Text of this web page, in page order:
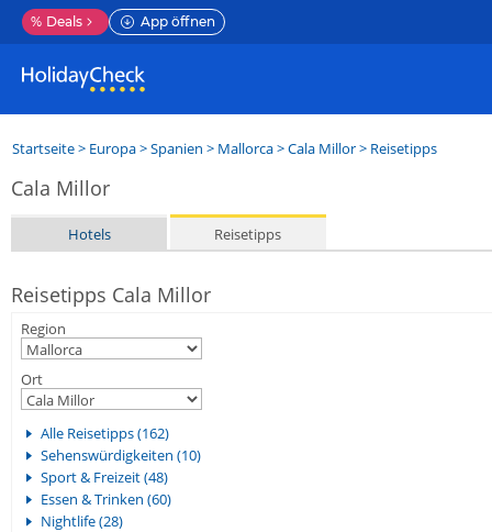
% Deals App öffnen
Startseite> Europa>Spanien > Mallorca>Cala Millor> Reisetipps
Cala Millor
Hotels Reisetipps
Reisetipps Cala Millor
Region
Ort
Alle Reisetipps (162)
Sehenswürdigkeiten (10)
Sport & Freizeit (48)
Essen & Trinken (60)
Nightlife (28)